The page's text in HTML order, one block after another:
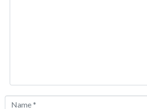
Name